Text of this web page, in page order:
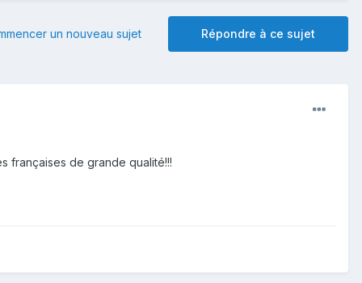
Répondre à ce sujet
un nouveau sujet
françaises de grande qualité!!!